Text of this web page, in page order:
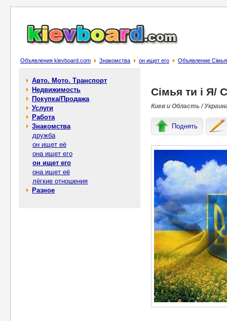
Объявления kievboard.com Знакомства он ищет его Объявление Сімья
Авто. Мото. Транспорт
Недвижимость
Покупка/Продажа
Услуги
Работа
Знакомства
дружба
он ищет её
она ищет его
он ищет его
она ищет её
лёгкие отношения
Разное
Сімья ти і Я/
Киев и Область /
Поднять